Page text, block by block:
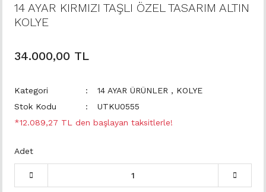
14 AYAR KIRMIZI TAŞLI ÖZEL TASARIM ALTIN
KOLYE
34.000,00 TL
Kategori 14 AYAR ÜRÜNLER , KOLYE
Stok Kodu
UTKU0555
*12.089,27 TL den başlayan taksitlerle!
Adet